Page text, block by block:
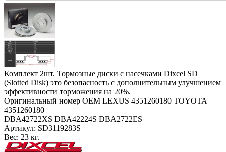
Комплект 2шт. Тормозные диски с насечками Dixcel SD
(Slotted Disk) это безопасность с дополнительным улучшением
эффективности торможения на 20%.
Оригинальный номер OEM LEXUS 4351260180 TOYOTA
4351260180
DBA42722XS DBA42224S DBA2722ES
Артикул: SD3119283S
Вес: 23 кг.